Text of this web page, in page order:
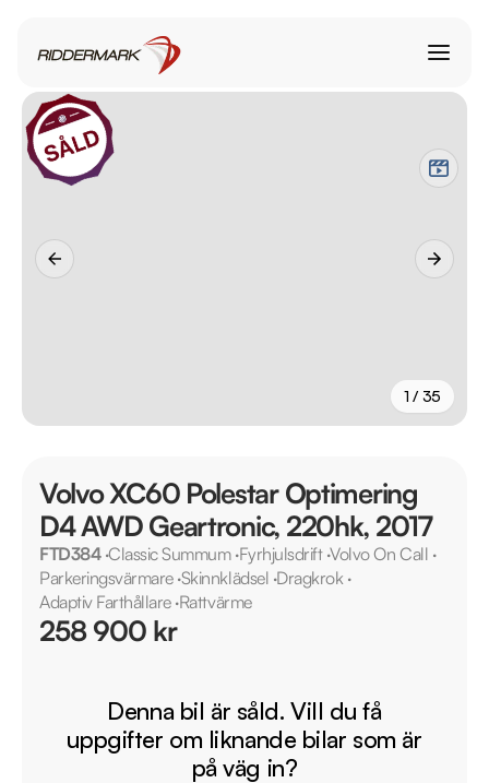
1 / 35
Volvo XC60 Polestar Optimering
D4 AWD Geartronic, 220hk, 2017
FTD384·Classic Summum·Fyrhjulsdrift·Volvo On Call ·
Parkeringsvärmare·Skinnklädsel ·Dragkrok·
Adaptiv Farthållare·Rattvärme
258 900 kr
Denna bil är såld. Vill du få
uppgifter om liknande bilar som är
på väg in?